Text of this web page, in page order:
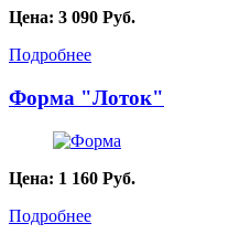
Цена: 3 090 Руб.
Подробнее
Форма "Лоток"
Цена: 1 160 Руб.
Подробнее